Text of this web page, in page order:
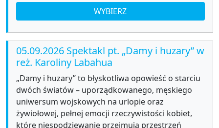
WYBIERZ
05.09.2026 Spektakl pt. „Damy i huzary” w
reż. Karoliny Labahua
„Damy i huzary” to błyskotliwa opowieść o starciu
dwóch światów – uporządkowanego, męskiego
uniwersum wojskowych na urlopie oraz
żywiołowej, pełnej emocji rzeczywistości kobiet,
które niespodziewanie przejmują przestrzeń